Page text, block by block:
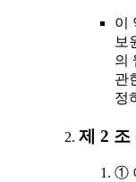
이
보
의
관
정
제 2 조
①